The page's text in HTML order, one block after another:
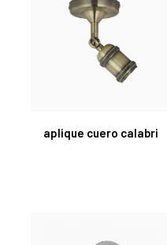
aplique cuero calabri